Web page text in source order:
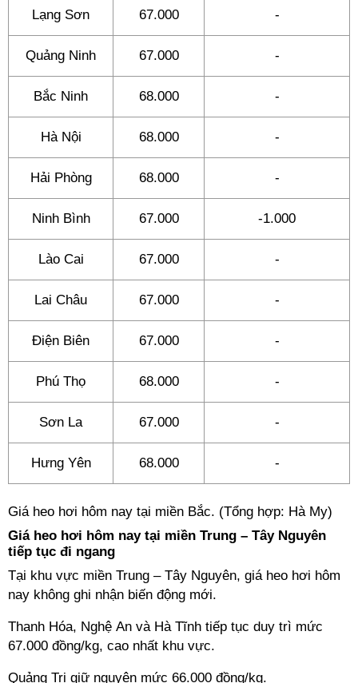
Lạng Sơn 67.000 -
Quảng Ninh 67.000 -
Bắc Ninh 68.000 -
Hà Nội 68.000 -
Hải Phòng 68.000 -
Ninh Bình 67.000 -1.000
Lào Cai 67.000 -
Lai Châu 67.000 -
Điện Biên 67.000 -
Phú Thọ 68.000 -
Sơn La 67.000 -
Hưng Yên 68.000 -
Giá heo hơi hôm nay tại miền Bắc. (Tổng hợp: Hà My)
Giá heo hơi hôm nay tại miền Trung – Tây Nguyên
tiếp tục đi ngang
Tại khu vực miền Trung – Tây Nguyên, giá heo hơi hôm
nay không ghi nhận biến động mới.
Thanh Hóa, Nghệ An và Hà Tĩnh tiếp tục duy trì mức
67.000 đồng/kg, cao nhất khu vực.
Quảng Trị giữ nguyên mức 66.000 đồng/kg.